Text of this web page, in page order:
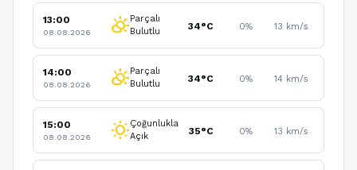
13:00
08.08.2026 partly_cloudy_dayParçalı
Bulutlu
34°C 0% 13 km/s
14:00
08.08.2026 partly_cloudy_dayParçalı
Bulutlu
34°C 0% 14 km/s
15:00
08.08.2026 wb_sunnyÇoğunlukla
Açık
35°C 0% 13 km/s